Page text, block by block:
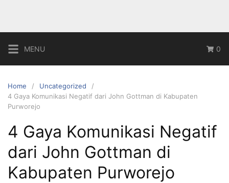
MENU 0
Home
Uncategorized
4 Gaya Komunikasi Negatif dari John Gottman di Kabupaten
Purworejo
4 Gaya Komunikasi Negatif
dari John Gottman di
Kabupaten Purworejo